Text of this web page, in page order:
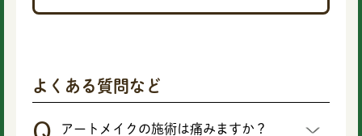
よくある質問など
アートメイクの施術は痛みますか？